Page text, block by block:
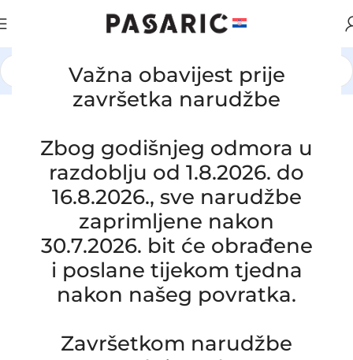
Važna obavijest prije
završetka narudžbe
Zbog godišnjeg odmora u
razdoblju od 1.8.2026. do
16.8.2026., sve narudžbe
zaprimljene nakon
30.7.2026. bit će obrađene
i poslane tijekom tjedna
nakon našeg povratka.
Završetkom narudžbe
AUTOMOBILI / JAGUAR
Zamjensko crijevo intercoolera i